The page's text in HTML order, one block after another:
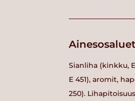
Sianliha (kinkku,
E 451), aromit,
250).